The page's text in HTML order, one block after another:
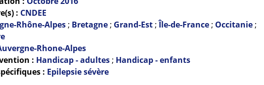
: CNDEE
Rhône-Alpes; Bretagne; Grand-Est;Île-de-France; Occitanie;
Rhone-Alpes
: Handicap - adultes; Handicap - enfants
: Epilepsie sévère